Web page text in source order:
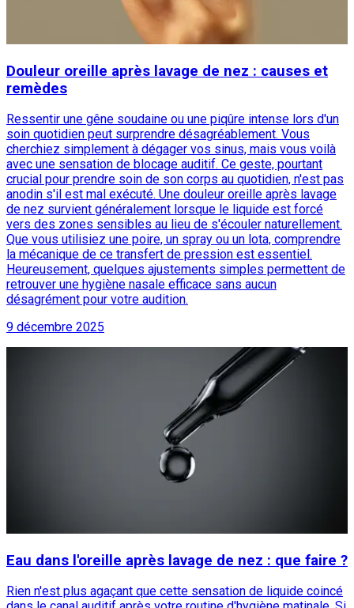
Douleur oreille après lavage de nez : causes et
remèdes
Ressentir une gêne soudaine ou une piqûre intense lors d'un
soin quotidien peut surprendre désagréablement. Vous
cherchiez simplement à dégager vos sinus, mais vous voilà
avec une sensation de blocage auditif. Ce geste, pourtant
crucial pour prendre soin de son corps au quotidien, n'est pas
anodin s'il est mal exécuté. Une douleur oreille après lavage
de nez survient généralement lorsque le liquide est forcé
vers des zones sensibles au lieu de s'écouler naturellement.
Que vous utilisiez une poire, un spray ou un lota, comprendre
la mécanique de ce transfert de pression est essentiel.
Heureusement, quelques ajustements simples permettent de
retrouver une hygiène nasale efficace sans aucun
désagrément pour votre audition.
9 décembre 2025
Eau dans l'oreille après lavage de nez : que faire ?
Rien n'est plus agaçant que cette sensation de liquide coincé